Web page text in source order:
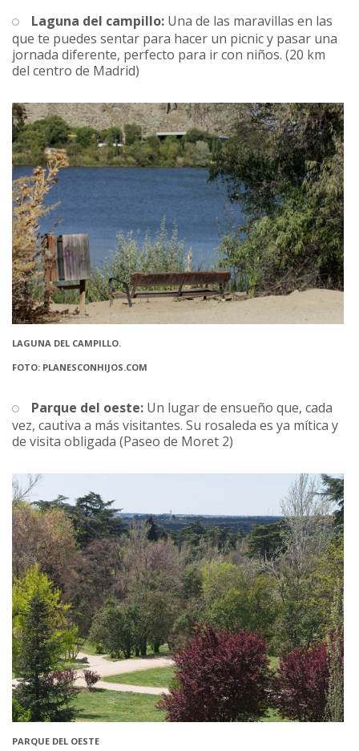
Laguna del campillo: Una de las maravillas en las
que te puedes sentar para hacer un picnic y pasar una
jornada diferente, perfecto para ir con niños. (20 km
del centro de Madrid)
LAGUNA DEL CAMPILLO.
FOTO: PLANESCONHIJOS.COM
Parque del oeste: Un lugar de ensueño que, cada
vez, cautiva a más visitantes. Su rosaleda es ya mítica y
de visita obligada (Paseo de Moret 2)
PARQUE DEL OESTE